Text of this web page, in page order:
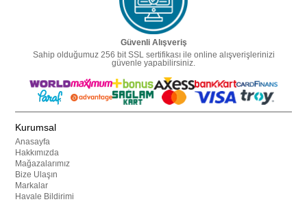
Güvenli Alışveriş
Sahip olduğumuz 256 bit SSL sertifikası ile online alışverişlerinizi
güvenle yapabilirsiniz.
Kurumsal
Anasayfa
Hakkımızda
Mağazalarımız
Bize Ulaşın
Markalar
Havale Bildirimi